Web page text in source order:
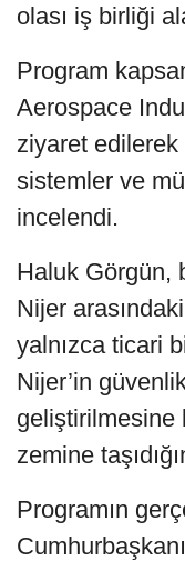
olası iş birliği
Program
Aerospace
ziyaret edilerek
sistemler ve
incelendi.
Haluk Görgün,
Nijer
yalnızca ticari
Nijer’in
geliştirilmesine
zemine
Programın